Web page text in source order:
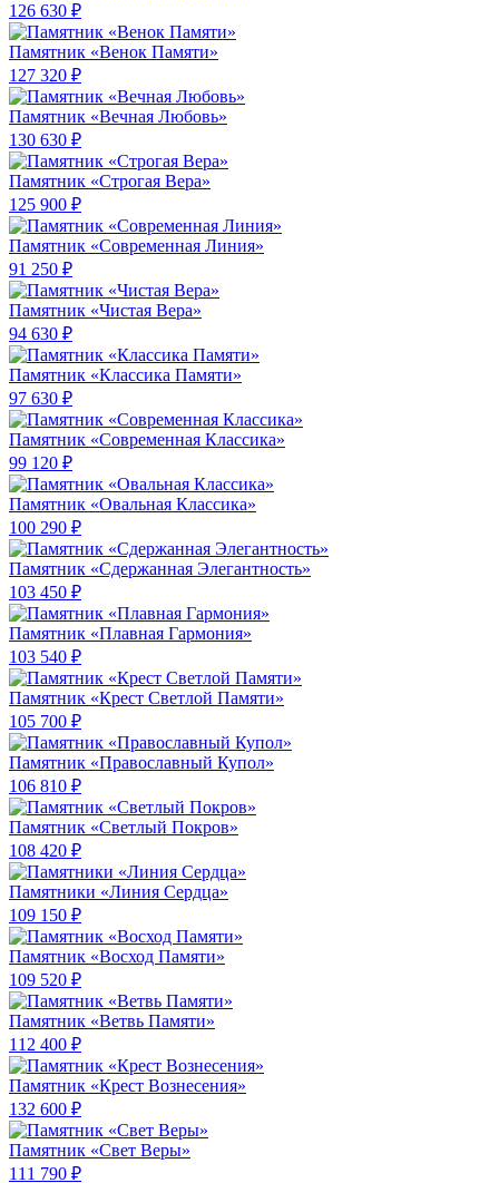
126 630 ₽
Памятник «Венок Памяти»
127 320 ₽
Памятник «Вечная Любовь»
130 630 ₽
Памятник «Строгая Вера»
125 900 ₽
Памятник «Современная Линия»
91 250 ₽
Памятник «Чистая Вера»
94 630 ₽
Памятник «Классика Памяти»
97 630 ₽
Памятник «Современная Классика»
99 120 ₽
Памятник «Овальная Классика»
100 290 ₽
Памятник «Сдержанная Элегантность»
103 450 ₽
Памятник «Плавная Гармония»
103 540 ₽
Памятник «Крест Светлой Памяти»
105 700 ₽
Памятник «Православный Купол»
106 810 ₽
Памятник «Светлый Покров»
108 420 ₽
Памятники «Линия Сердца»
109 150 ₽
Памятник «Восход Памяти»
109 520 ₽
Памятник «Ветвь Памяти»
112 400 ₽
Памятник «Крест Вознесения»
132 600 ₽
Памятник «Свет Веры»
111 790 ₽